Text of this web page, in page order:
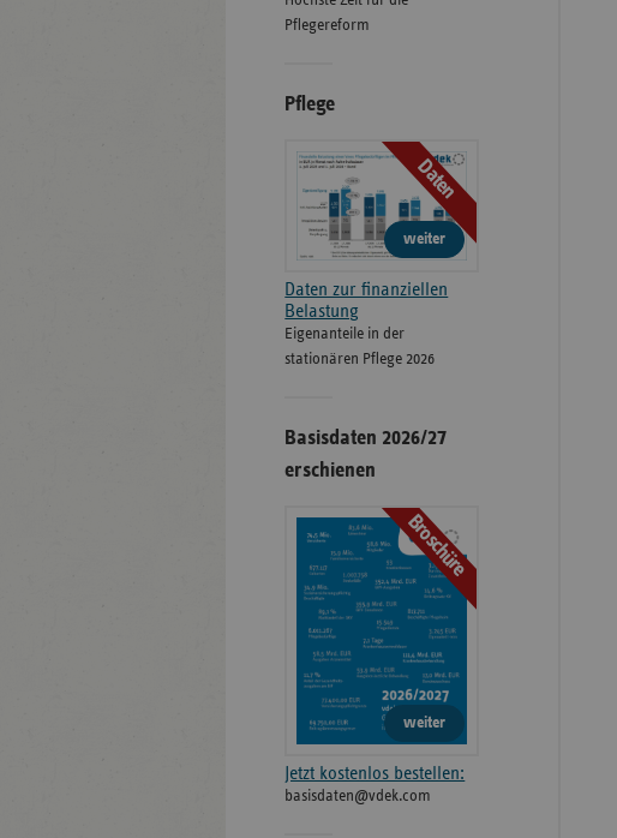
Pflegereform
Pflege
Daten
weiter
Daten zur finanziellen
Belastung
Eigenanteile in der
stationären Pflege 2026
Basisdaten 2026/27
erschienen
Broschüre
weiter
Jetzt kostenlos bestellen:
basisdaten@vdek.com